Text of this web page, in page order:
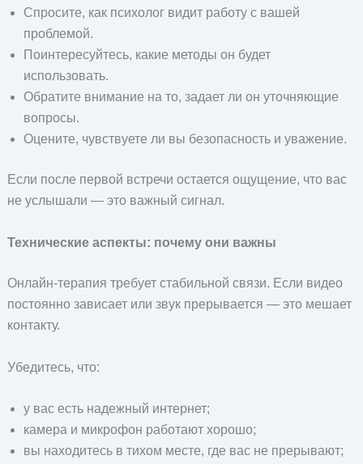
Спросите, как психолог видит работу с вашей
проблемой.
Поинтересуйтесь, какие методы он будет
использовать.
Обратите внимание на то, задает ли он уточняющие
вопросы.
Оцените, чувствуете ли вы безопасность и уважение.
Если после первой встречи остается ощущение, что вас
не услышали — это важный сигнал.
Технические аспекты: почему они важны
Онлайн-терапия требует стабильной связи. Если видео
постоянно зависает или звук прерывается — это мешает
контакту.
Убедитесь, что:
у вас есть надежный интернет;
камера и микрофон работают хорошо;
вы находитесь в тихом месте, где вас не прерывают;